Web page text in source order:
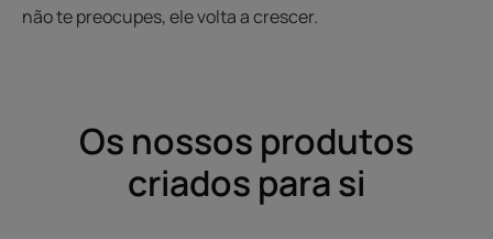
não te preocupes, ele volta a crescer.
Os nossos produtos
criados para si